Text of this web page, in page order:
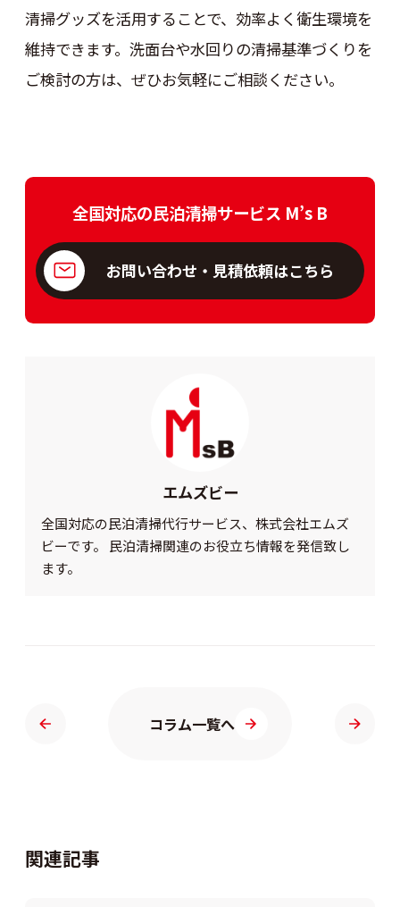
清掃グッズを活用することで、効率よく衛生環境を
維持できます。洗面台や水回りの清掃基準づくりを
ご検討の方は、ぜひお気軽にご相談ください。
全国対応の民泊清掃サービス M’s B
お問い合わせ・見積依頼はこちら
エムズビー
全国対応の民泊清掃代行サービス、株式会社エムズ
ビーです。 民泊清掃関連のお役立ち情報を発信致し
ます。
コラム一覧へ
関連記事